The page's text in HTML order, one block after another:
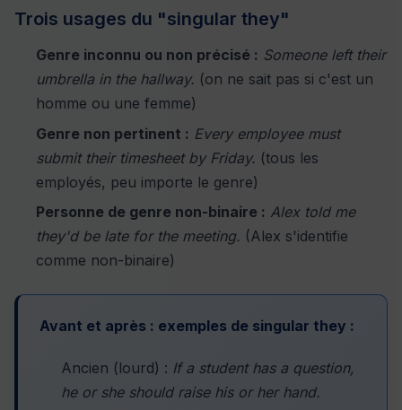
Trois usages du "singular they"
Genre inconnu ou non précisé : Someone left their
umbrella in the hallway. (on ne sait pas si c'est un
homme ou une femme)
Genre non pertinent : Every employee must
submit their timesheet by Friday. (tous les
employés, peu importe le genre)
Personne de genre non-binaire : Alex told me
they'd be late for the meeting. (Alex s'identifie
comme non-binaire)
Avant et après : exemples de singular they :
Ancien (lourd) : If a student has a question,
he or she should raise his or her hand.